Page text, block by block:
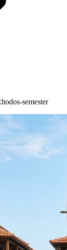
semester